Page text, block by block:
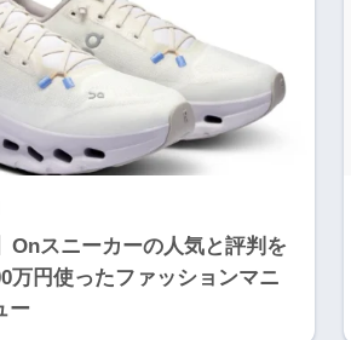
Onスニーカーの人気と評判を
万円使ったファッションマニ
ー